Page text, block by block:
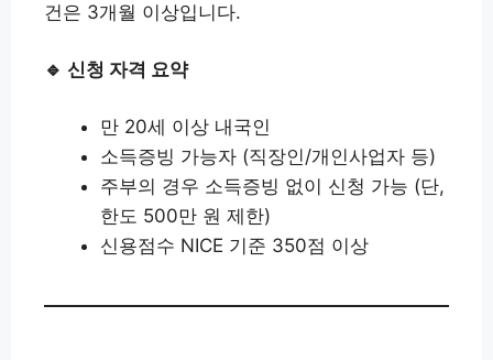
건은 3개월 이상입니다.
🔹 신청 자격 요약
만 20세 이상 내국인
소득증빙 가능자 (직장인/개인사업자 등)
주부의 경우 소득증빙 없이 신청 가능 (단,
한도 500만 원 제한)
신용점수 NICE 기준 350점 이상